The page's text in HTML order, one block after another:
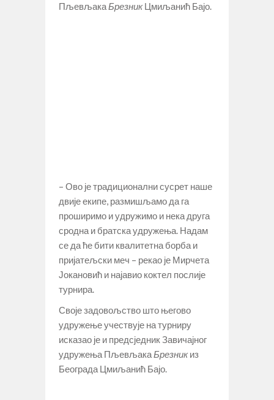
ПљевљакаБрезникЦмиљанић Бајо.
– Ово је традиционални сусрет наше
двије екипе, размишљамо да га
проширимо и удружимо и нека друга
сродна и братска удружења. Надам
се да ће бити квалитетна борба и
пријатељски меч – рекао је Мирчета
Јокановић и најавио коктел послије
турнира.
Своје задовољство што његово
удружење учествује на турниру
исказао је и предсједник Завичајног
удружења ПљевљакаБрезникиз
Београда Цмиљанић Бајо.